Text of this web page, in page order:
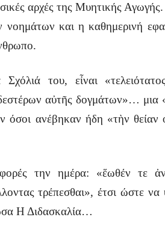
αρχές της Μυητικής Αγωγής.
και η καθημερινή
του, εἶναι
αὐτῆς δογμάτων»… μια
όσοι ανέβηκαν ήδη «τὴν θείαν
την ημέρα: «ἕωθέν τε
τρέπεσθαι», έτσι ώστε να
Η Διδασκαλία…